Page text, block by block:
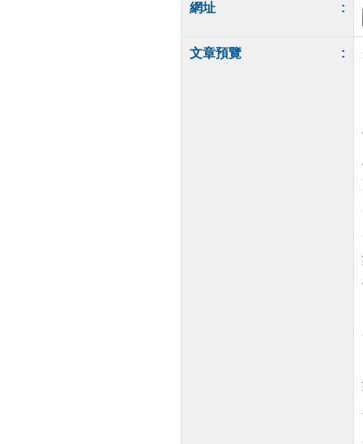
網址 :
文章預覽 :